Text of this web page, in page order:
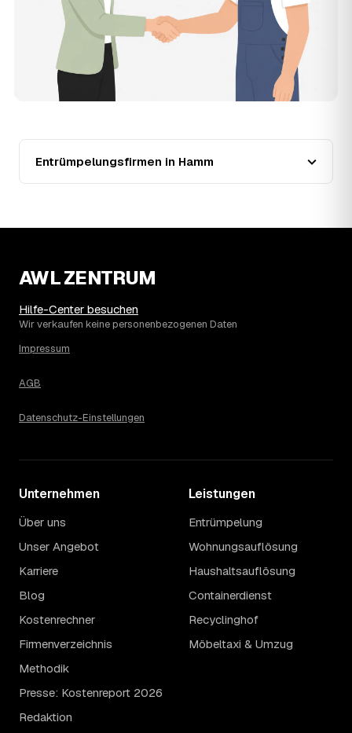
(−35 %), mit dem bisherigen Höchststand im Jahr 2023.
Eine Prognose lässt sich daraus nicht ableiten, aber die
Daten zeigen: Wer frühzeitig anfragt, sichert sich das
aktuelle Preisniveau als Festpreis — unabhängig davon,
wie sich der Markt weiterentwickelt.
Warum schwankt der Preis zwischen 540 und
Die Spanne ergibt sich vor allem aus Menge und
Zugänglichkeit: Ein einzelner Keller oder Dachboden liegt
eher am unteren Ende, eine voll möblierte Wohnung mit
Etage ohne Aufzug oder viel Sperrmüll eher am oberen.
Entrümpelungsfirmen in Hamm
AWL ZENTRUM
Hilfe-Center besuchen
Wir verkaufen keine personenbezogenen Daten
Impressum
AGB
Datenschutz-Einstellungen
Unternehmen
Über uns
Unser Angebot
Karriere
Blog
Kostenrechner
Firmenverzeichnis
Methodik
Presse: Kostenreport 2026
Redaktion
Leistungen
Entrümpelung
Wohnungsauflösung
Haushaltsauflösung
Containerdienst
Recyclinghof
Möbeltaxi & Umzug